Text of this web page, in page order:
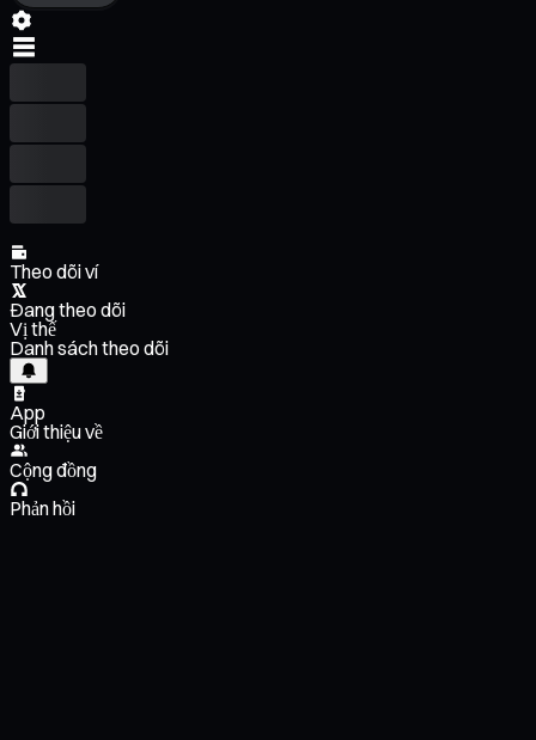
Theo dõi ví
Đang theo dõi
Vị thế
Danh sách theo dõi
App
Giới thiệu về
Cộng đồng
Phản hồi